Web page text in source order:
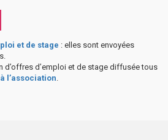
et de stage : elles sont envoyées
d’offres d’emploi et de stage diffusée tous
l’association